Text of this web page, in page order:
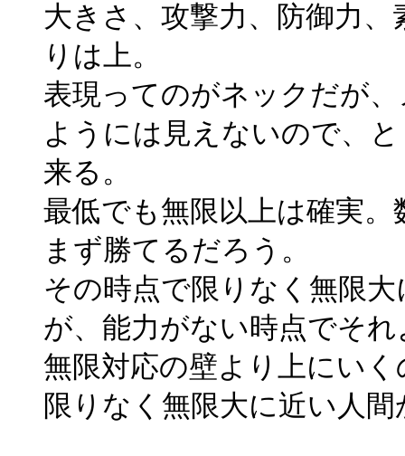
大きさ、攻撃力、防御力
りは上。
表現ってのがネックだが
ようには見えないので、
来る。
最低でも無限以上は確実
まず勝てるだろう。
その時点で限りなく無限
が、能力がない時点でそ
無限対応の壁より上にい
限りなく無限大に近い人